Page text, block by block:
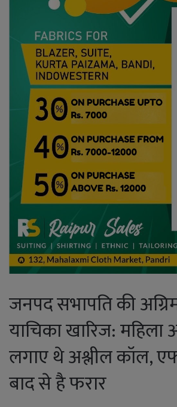
जनपद सभापति की
याचिका खारिज:
लगाए थे अश्लील
बाद से है फरार